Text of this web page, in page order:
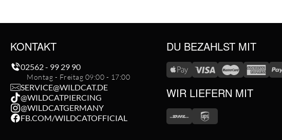
KONTAKT
02562 - 99 29 90
Montag - Freitag 09:00 - 17:00
SERVICE@WILDCAT.DE
@WILDCATPIERCING
@WILDCATGERMANY
FB.COM/WILDCATOFFICIAL
DU BEZAHLST MIT
WIR LIEFERN MIT